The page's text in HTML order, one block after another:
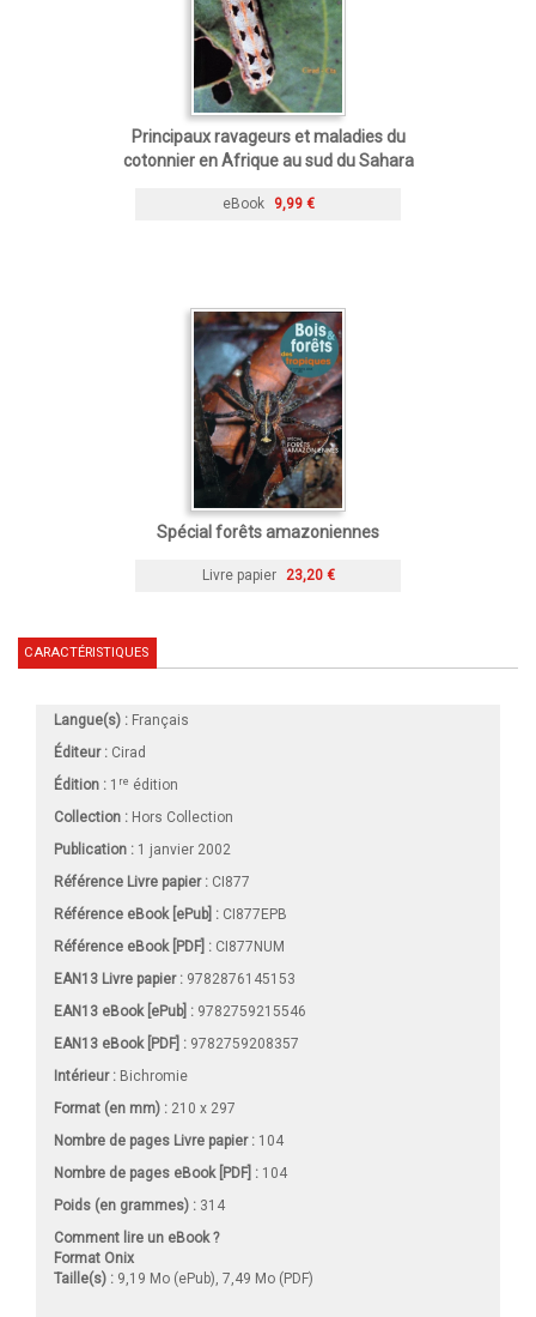
Principaux ravageurs et maladies du
cotonnier en Afrique au sud du Sahara
eBook 9,99 €
Spécial forêts amazoniennes
Livre papier 23,20 €
CARACTÉRISTIQUES
Langue(s) : Français
Éditeur : Cirad
Édition : 1 re édition
Collection : Hors Collection
Publication : 1 janvier 2002
Référence Livre papier : CI877
Référence eBook [ePub] : CI877EPB
Référence eBook [PDF] : CI877NUM
EAN13 Livre papier : 9782876145153
EAN13 eBook [ePub] : 9782759215546
EAN13 eBook [PDF] : 9782759208357
Intérieur : Bichromie
Format (en mm) : 210 x 297
Nombre de pages Livre papier: 104
Nombre de pages eBook [PDF] : 104
Poids (en grammes) : 314
Comment lire un eBook ?
Format Onix
Taille(s) : 9,19 Mo (ePub), 7,49 Mo (PDF)